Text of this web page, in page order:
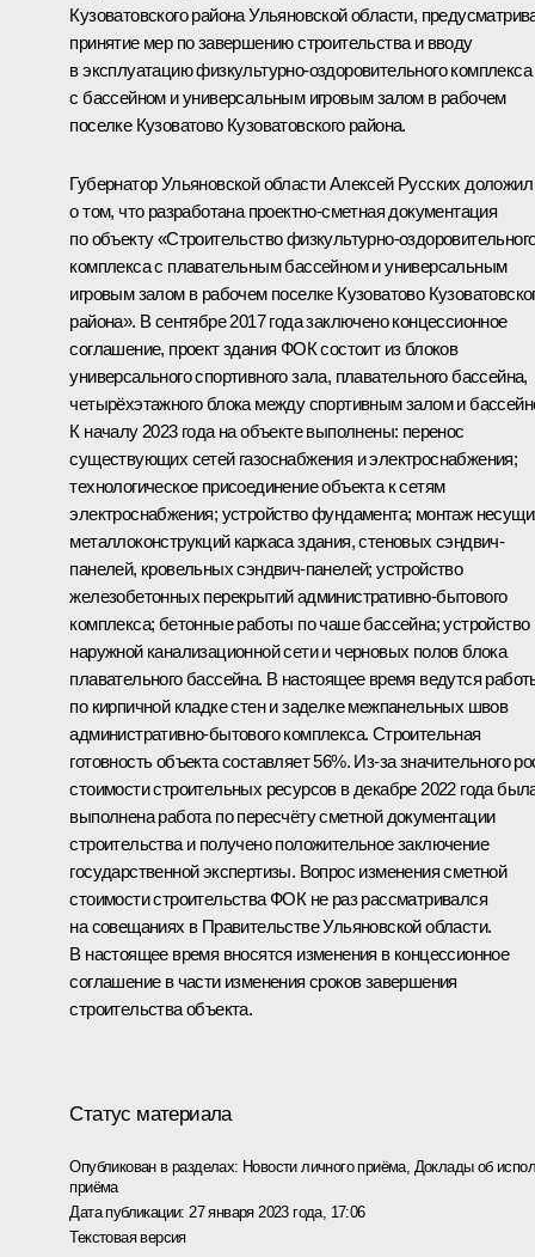
Кузоватовского района Ульяновской области,
принятие мер по завершению строительства и вводу
в эксплуатацию физкультурно-оздоровительного комплекса
с бассейном и универсальным игровым залом в рабочем
поселке Кузоватово Кузоватовского района.
Губернатор Ульяновской области Алексей Русских доложил
о том, что разработана проектно-сметная документация
по объекту «Строительство физкультурно-
комплекса с плавательным бассейном и универсальным
игровым залом в рабочем поселке Кузоватово
района». В сентябре 2017 года заключено концессионное
соглашение, проект здания ФОК состоит из блоков
универсального спортивного зала, плавательного бассейна,
четырёхэтажного блока между спортивным залом и
К началу 2023 года на объекте выполнены: перенос
существующих сетей газоснабжения и электроснабжения;
технологическое присоединение объекта к сетям
электроснабжения; устройство фундамента; монтаж
металлоконструкций каркаса здания, стеновых сэндвич-
панелей, кровельных сэндвич-панелей; устройство
железобетонных перекрытий административно-бытового
комплекса; бетонные работы по чаше бассейна; устройство
наружной канализационной сети и черновых полов блока
плавательного бассейна. В настоящее время ведутся
по кирпичной кладке стен и заделке межпанельных швов
административно-бытового комплекса. Строительная
готовность объекта составляет 56%. Из‑за значительного
стоимости строительных ресурсов в декабре 2022 года
выполнена работа по пересчёту сметной документации
строительства и получено положительное заключение
государственной экспертизы. Вопрос изменения сметной
стоимости строительства ФОК не раз рассматривался
на совещаниях в Правительстве Ульяновской области.
В настоящее время вносятся изменения в концессионное
соглашение в части изменения сроков завершения
строительства объекта.
Статус материала
Опубликован в разделах: Новости личного приёма, Доклады об
приёма
Дата публикации: 27 января 2023 года, 17:06
Текстовая версия